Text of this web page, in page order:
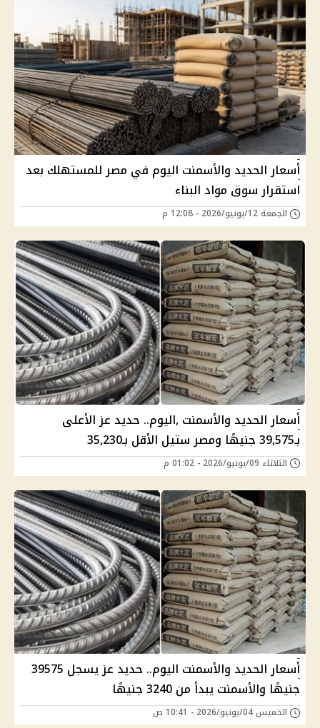
أسعار الحديد والأسمنت اليوم في مصر للمستهلك بعد
استقرار سوق مواد البناء
الجمعة 12/يونيو/2026 - 12:08 م
أسعار الحديد والأسمنت ,اليوم.. حديد عز الأعلى
بـ39,575 جنيهًا ومصر ستيل الأقل بـ35,230
الثلاثاء 09/يونيو/2026 - 01:02 م
أسعار الحديد والأسمنت اليوم.. حديد عز يسجل 39575
جنيهًا والأسمنت يبدأ من 3240 جنيهًا
الخميس 04/يونيو/2026 - 10:41 ص